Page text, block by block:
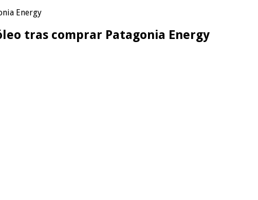
Energy
tras comprar Patagonia Energy